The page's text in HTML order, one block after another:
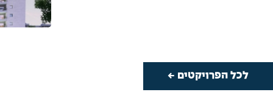
לכל הפרויקטים ←